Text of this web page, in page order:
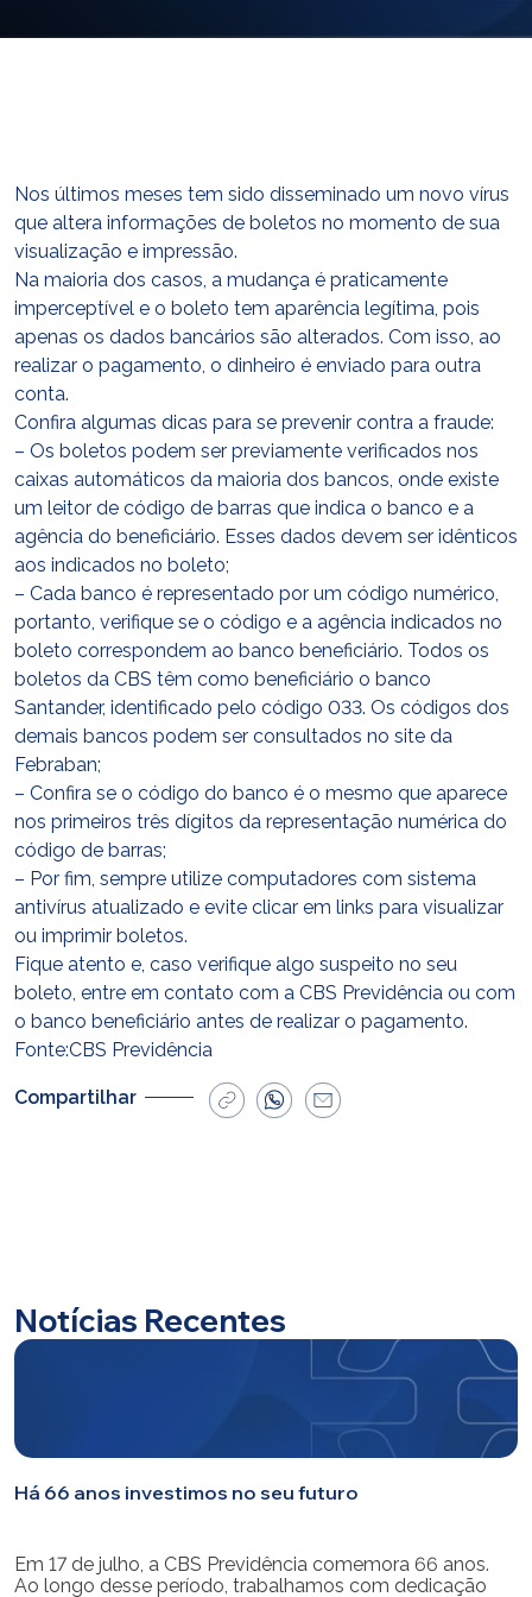
Nos últimos meses tem sido disseminado um novo vírus
que altera informações de boletos no momento de sua
visualização e impressão.
Na maioria dos casos, a mudança é praticamente
imperceptível e o boleto tem aparência legítima, pois
apenas os dados bancários são alterados. Com isso, ao
realizar o pagamento, o dinheiro é enviado para outra
conta.
Confira algumas dicas para se prevenir contra a fraude:
– Os boletos podem ser previamente verificados nos
caixas automáticos da maioria dos bancos, onde existe
um leitor de código de barras que indica o banco e a
agência do beneficiário. Esses dados devem ser idênticos
aos indicados no boleto;
– Cada banco é representado por um código numérico,
portanto, verifique se o código e a agência indicados no
boleto correspondem ao banco beneficiário. Todos os
boletos da CBS têm como beneficiário o banco
Santander, identificado pelo código 033. Os códigos dos
demais bancos podem ser consultados no site da
Febraban;
– Confira se o código do banco é o mesmo que aparece
nos primeiros três dígitos da representação numérica do
código de barras;
– Por fim, sempre utilize computadores com sistema
antivírus atualizado e evite clicar em links para visualizar
ou imprimir boletos.
Fique atento e, caso verifique algo suspeito no seu
boleto, entre em contato com a CBS Previdência ou com
o banco beneficiário antes de realizar o pagamento.
Fonte:CBS Previdência
Compartilhar
Notícias Recentes
Há 66 anos investimos no seu futuro
Em 17 de julho, a CBS Previdência comemora 66 anos.
Ao longo desse período, trabalhamos com dedicação